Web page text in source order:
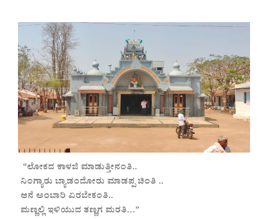
“ಲೋಕದ ಕಾಳಜಿ ಮಾಡುತ್ತೀನಂತಿ..
ನಿಂಗ್ಯಾರು ಬ್ಯಾಡಂದೋರು ಮಾಡಪ್ಪ ಚಿಂತಿ ..
ಆನೆ ಅಂಬಾರಿ ಏರಬೇಕಂತಿ..
ಮಣ್ಣಲ್ಲಿ ಇಳಿಯುದ ತಣ್ಣಗ ಮರತಿ…”